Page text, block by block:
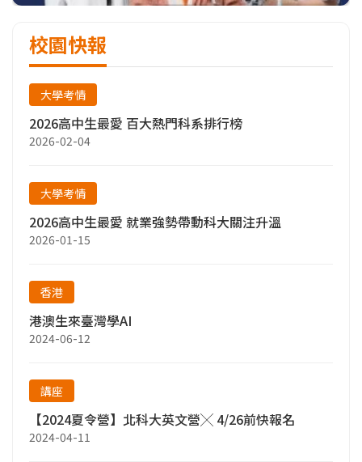
校園快報
大學考情
2026高中生最愛 百大熱門科系排行榜
2026-02-04
大學考情
2026高中生最愛 就業強勢帶動科大關注升溫
2026-01-15
香港
港澳生來臺灣學AI
2024-06-12
講座
【2024夏令營】北科大英文營╳ 4/26前快報名
2024-04-11